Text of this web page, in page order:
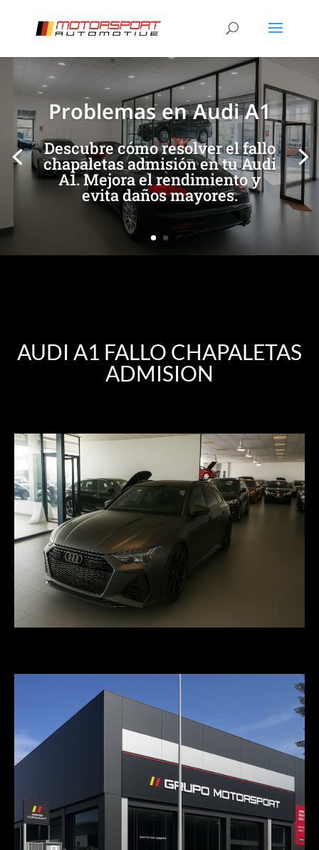
Problemas en Audi A1
Descubre cómo resolver el fallo
chapaletas admisión en tu Audi
A1. Mejora el rendimiento y
evita daños mayores.
[/et_pb_slide][/et_pb_slide]
AUDI A1 FALLO CHAPALETAS
ADMISION